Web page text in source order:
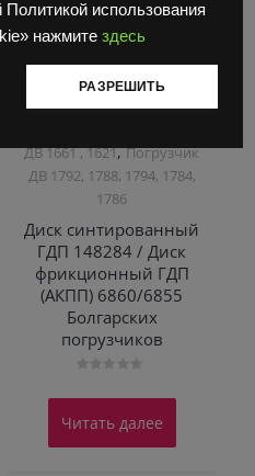
использования
нажмите здесь
РАЗРЕШИТЬ
Запчасти Балканкар
Коробка ГДП(АКПП)
ДВ 1661 , 1621,Погрузчик
ДВ 1792, 1788, 1794, 1784,
1786
Диск синтированный
ГДП 148284 / Диск
фрикционный ГДП
(АКПП) 6860/6855
Болгарских
погрузчиков
0
5
Читать далее